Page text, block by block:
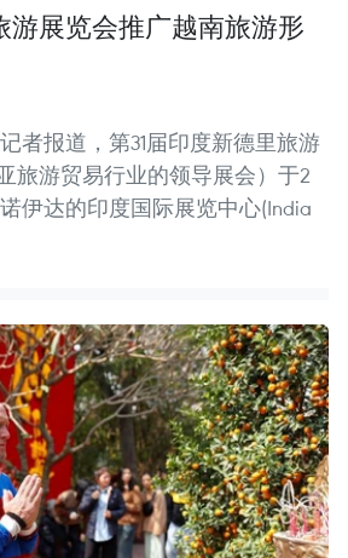
游展览会推广越南旅游形
者报道，第31届印度新德里旅游
旅游贸易行业的领导展会）于2
伊达的印度国际展览中心(India